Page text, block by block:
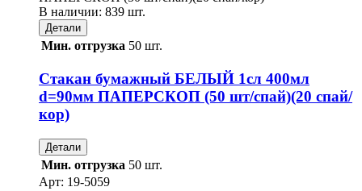
В наличии: 839 шт.
Детали
Мин. отгрузка 50 шт.
Стакан бумажный БЕЛЫЙ 1сл 400мл
d=90мм ПАПЕРСКОП (50 шт/спай)(20 спай/
кор)
Детали
Мин. отгрузка 50 шт.
Арт: 19-5059